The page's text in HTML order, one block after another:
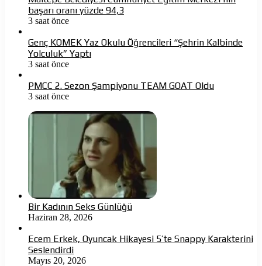
başarı oranı yüzde 94,3
3 saat önce
Genç KOMEK Yaz Okulu Öğrencileri “Şehrin Kalbinde
Yolculuk” Yaptı
3 saat önce
PMCC 2. Sezon Şampiyonu TEAM GOAT Oldu
3 saat önce
Bir Kadının Seks Günlüğü
Haziran 28, 2026
Ecem Erkek, Oyuncak Hikayesi 5’te Snappy Karakterini
Seslendirdi
Mayıs 20, 2026